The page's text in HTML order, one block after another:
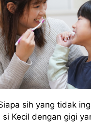
sih yang tidak
si Kecil dengan gigi